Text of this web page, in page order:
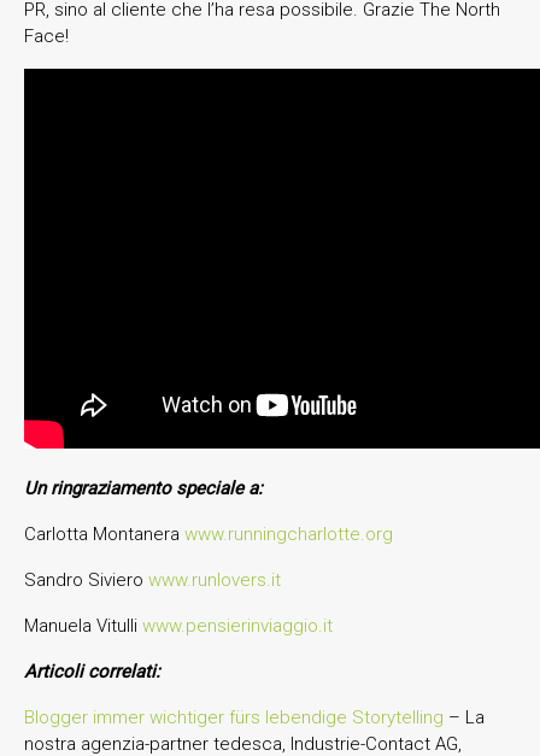
PR, sino al cliente che l’ha resa possibile. Grazie The North
Face!
Un ringraziamento speciale a:
Carlotta Montanera www.runningcharlotte.org
Sandro Siviero www.runlovers.it
Manuela Vitulli www.pensierinviaggio.it
Articoli correlati:
Blogger immer wichtiger fürs lebendige Storytelling – La
nostra agenzia-partner tedesca, Industrie-Contact AG,